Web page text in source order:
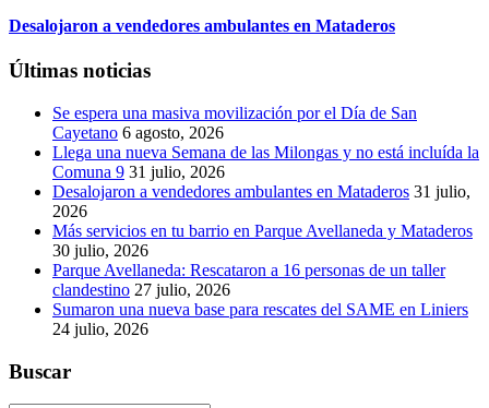
Desalojaron a vendedores ambulantes en Mataderos
Últimas noticias
Se espera una masiva movilización por el Día de San
Cayetano 6 agosto, 2026
Llega una nueva Semana de las Milongas y no está incluída la
Comuna 9 31 julio, 2026
Desalojaron a vendedores ambulantes en Mataderos 31 julio,
2026
Más servicios en tu barrio en Parque Avellaneda y Mataderos
30 julio, 2026
Parque Avellaneda: Rescataron a 16 personas de un taller
clandestino 27 julio, 2026
Sumaron una nueva base para rescates del SAME en Liniers
24 julio, 2026
Buscar